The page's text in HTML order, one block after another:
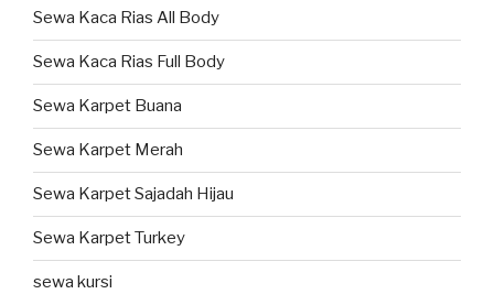
Sewa Kaca Rias All Body
Sewa Kaca Rias Full Body
Sewa Karpet Buana
Sewa Karpet Merah
Sewa Karpet Sajadah Hijau
Sewa Karpet Turkey
sewa kursi